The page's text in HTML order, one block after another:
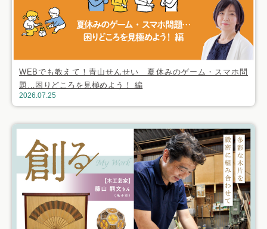
WEBでも教えて！青山せんせい 夏休みのゲーム・スマホ問
題…困りどころを見極めよう！ 編
2026.07.25